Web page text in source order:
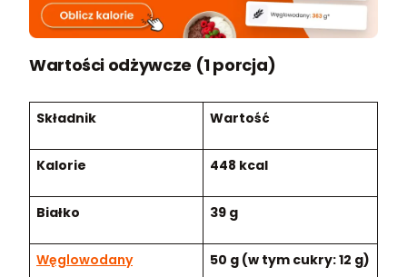
Wartości odżywcze (1 porcja)
Składnik Wartość
Kalorie 448 kcal
Białko 39 g
Węglowodany 50 g (w tym cukry: 12 g)